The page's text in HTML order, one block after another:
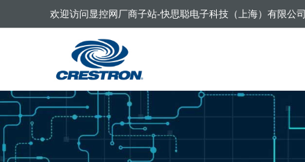
欢迎访问显控网厂商子站-快思聪电子科技（上海）有限公司